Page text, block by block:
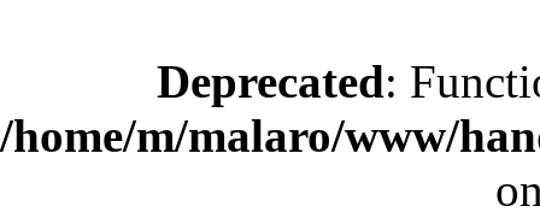
Deprecated:
/home/m/malaro/www/